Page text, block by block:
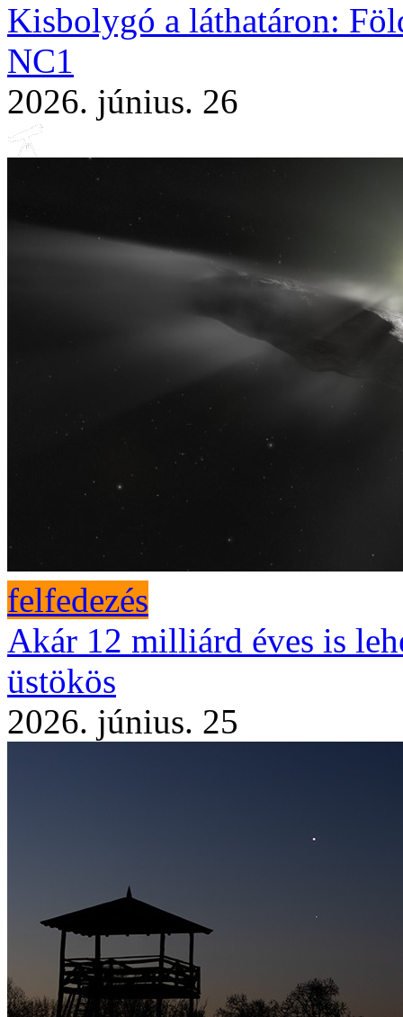
Kisbolygó a láthatáron:
NC1
2026. június. 26
felfedezés
Akár 12 milliárd éves is
üstökös
2026. június. 25